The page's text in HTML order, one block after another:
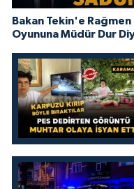
Bakan Tekin'e
Oyununa Müdür Dur